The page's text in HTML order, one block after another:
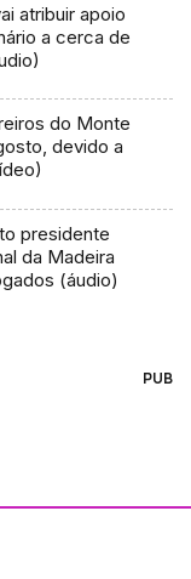
atribuir apoio
a cerca de
do Monte
devido a
presidente
da Madeira
(áudio)
PUB